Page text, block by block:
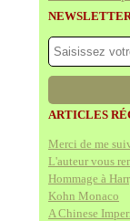
ARTICLES
Merci de me
L'auteur vous
Hommage à
Kohn Monaco
A Chinese